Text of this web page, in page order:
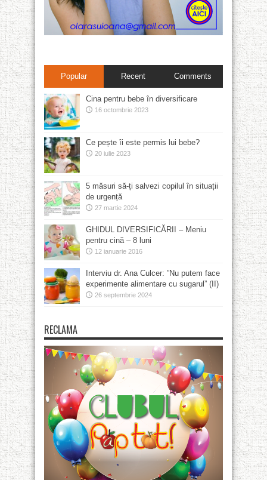
Popular Recent Comments
Cina pentru bebe în diversificare
16 octombrie 2023
Ce pește îi este permis lui bebe?
20 iulie 2023
5 măsuri să-ți salvezi copilul în situații
de urgență
27 martie 2024
GHIDUL DIVERSIFICĂRII – Meniu
pentru cină – 8 luni
12 ianuarie 2016
Interviu dr. Ana Culcer: ”Nu putem face
experimente alimentare cu sugarul” (II)
26 septembrie 2024
RECLAMA